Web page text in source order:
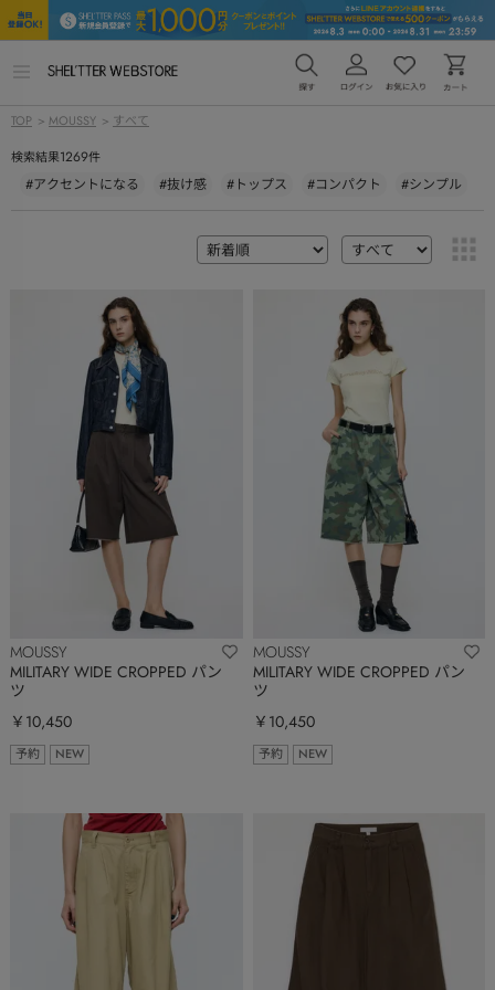
ー
開
TOP > MOUSSY > すべて
検索結果1269件
#アクセントになる #抜け感 #トップス #コンパクト #シンプル
MOUSSY
MILITARY WIDE CROPPED パン
ツ
￥10,450
予約 NEW
MOUSSY
MILITARY WIDE CROPPED パン
ツ
￥10,450
予約 NEW